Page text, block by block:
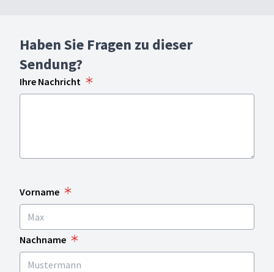
Haben Sie Fragen zu dieser
Sendung?
Ihre Nachricht
Vorname
Nachname